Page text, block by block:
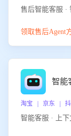
领取售后Agent
智能
淘宝 | 京东 |
智能客服 · 上